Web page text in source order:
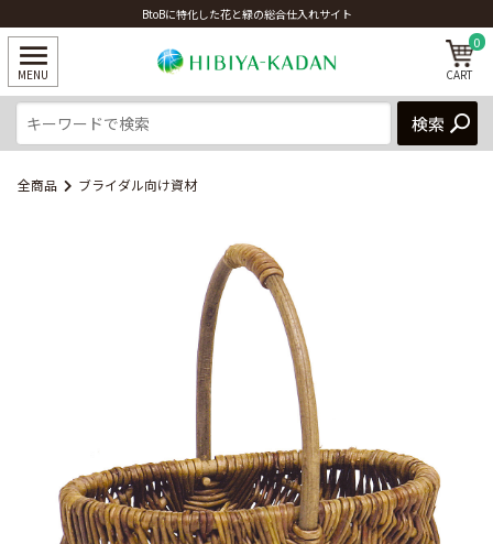
0
BtoBに特化した花と緑の総合仕入れサイト
全商品 ブライダル向け資材